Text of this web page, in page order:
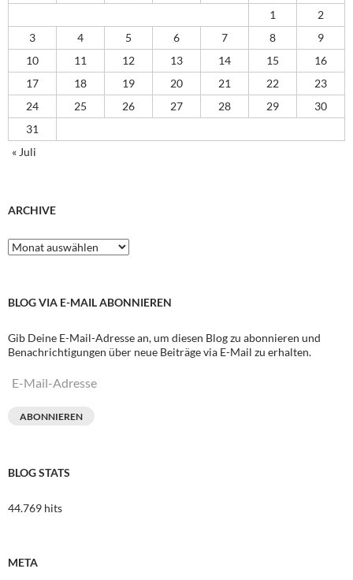
1
2
3
4 5 6 7 8
9
10
11 12 13 14 15
16
17
18 19 20 21 22
23
24
25 26 27 28 29
30
31
« Juli
ARCHIVE
Archive
BLOG VIA E-MAIL ABONNIEREN
Gib Deine E-Mail-Adresse an, um diesen Blog zu abonnieren und
Benachrichtigungen über neue Beiträge via E-Mail zu erhalten.
E-
ABONNIEREN
BLOG STATS
44.769 hits
META